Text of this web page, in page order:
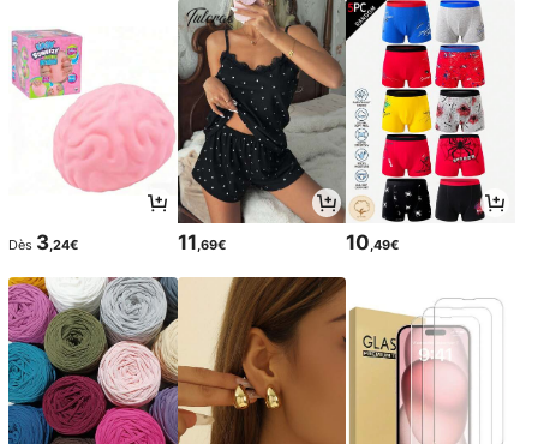
Dès 3,24€ 11,69€ 10,49€